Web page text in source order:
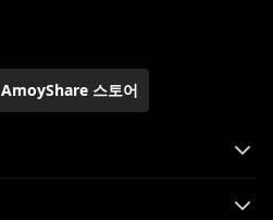
AmoyShare 스토어